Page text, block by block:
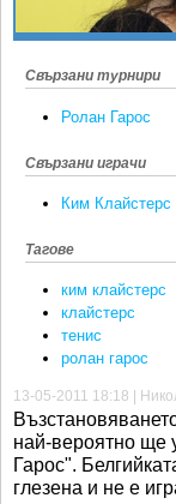
Свързани турнири
Ролан Гарос
Свързани играчи
Ким Клайстeрс
Тагове
ким клайстерс
клайстерс
тенис
ролан гарос
13-05-2011 18:18 |
най-вероятно ще
Гарос".
глезена и не е